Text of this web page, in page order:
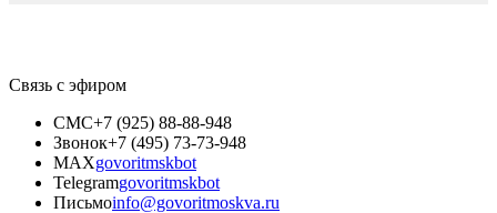
Связь с эфиром
СМС+7 (925) 88-88-948
Звонок+7 (495) 73-73-948
MAXgovoritmskbot
Telegramgovoritmskbot
Письмоinfo@govoritmoskva.ru